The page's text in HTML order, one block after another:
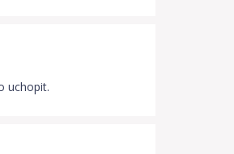
uchopit.